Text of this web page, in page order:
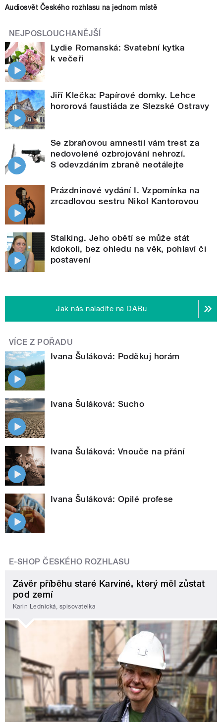
Audiosvět Českého rozhlasu na jednom místě
NEJPOSLOUCHANĚJŠÍ
Lydie Romanská: Svatební kytka
k večeři
Jiří Klečka: Papírové domky. Lehce
hororová faustiáda ze Slezské Ostravy
Se zbraňovou amnestií vám trest za
nedovolené ozbrojování nehrozí.
S odevzdáním zbraně neotálejte
Prázdninové vydání I. Vzpomínka na
zrcadlovou sestru Nikol Kantorovou
Stalking. Jeho obětí se může stát
kdokoli, bez ohledu na věk, pohlaví či
postavení
Jak nás naladíte na DABu
VÍCE Z POŘADU
Ivana Šuláková: Poděkuj horám
Ivana Šuláková: Sucho
Ivana Šuláková: Vnouče na přání
Ivana Šuláková: Opilé profese
E-SHOP ČESKÉHO ROZHLASU
Závěr příběhu staré Karviné, který měl zůstat
pod zemí
Karin Lednická, spisovatelka